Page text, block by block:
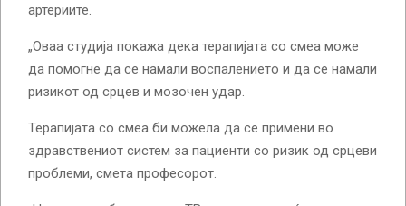
артериите.
„Оваа студија покажа дека терапијата со смеа може
да помогне да се намали воспалението и да се намали
ризикот од срцев и мозочен удар.
Терапијата со смеа би можела да се примени во
здравствениот систем за пациенти со ризик од срцеви
проблеми, смета професорот.